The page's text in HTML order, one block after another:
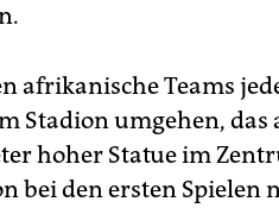
afrikanische Teams
Stadion umgehen, das
hoher Statue im
bei den ersten Spielen